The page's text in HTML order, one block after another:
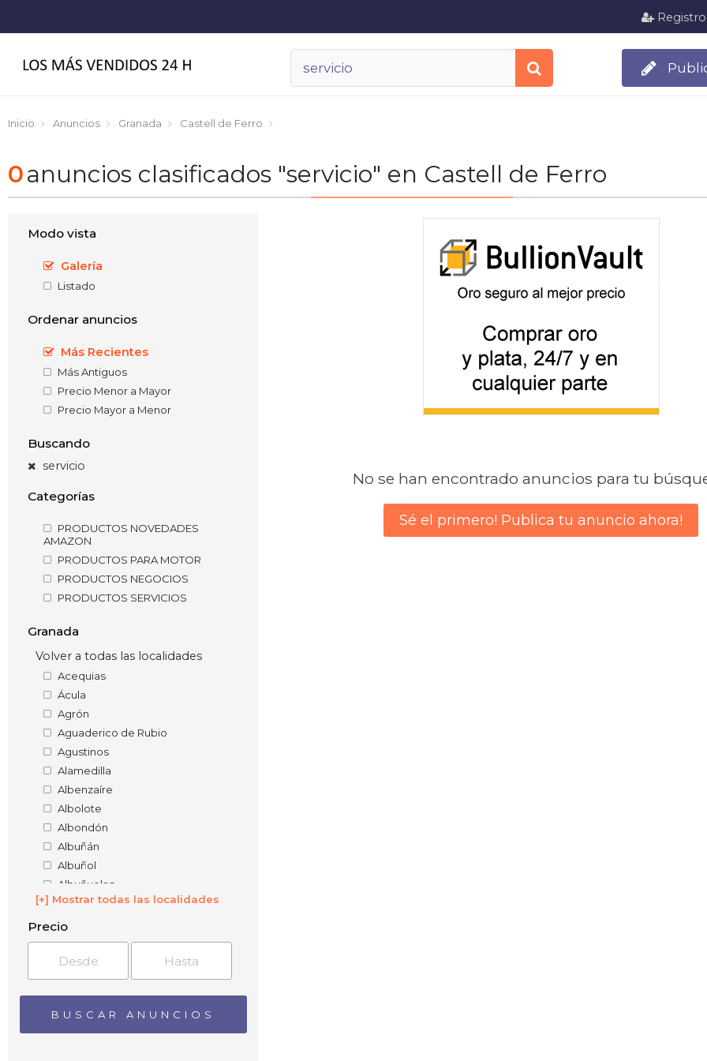
Registro
Inicio Anuncios Granada Castell de Ferro
0anuncios clasificados "servicio" en Castell de Ferro
Modo vista
Galería
Listado
Ordenar anuncios
Más Recientes
Más Antiguos
Precio Menor a Mayor
Precio Mayor a Menor
Buscando
servicio
Categorías
PRODUCTOS NOVEDADES
AMAZON
PRODUCTOS PARA MOTOR
PRODUCTOS NEGOCIOS
PRODUCTOS SERVICIOS
Granada
Volver a todas las localidades
Acequias
Ácula
Agrón
Aguaderico de Rubio
Agustinos
Alamedilla
Albenzaíre
Albolote
Albondón
Albuñán
Albuñol
Albuñuelas
Alcaucín
Alcázar
Alcudia de Guadix
Alcútar
Aldeire
Alfacar
Alfarnate
Alfarnatejo
[+] Mostrar todas las localidades
Precio
No se han encontrado anuncios para tu
Sé el primero! Publica tu anuncio ahora!